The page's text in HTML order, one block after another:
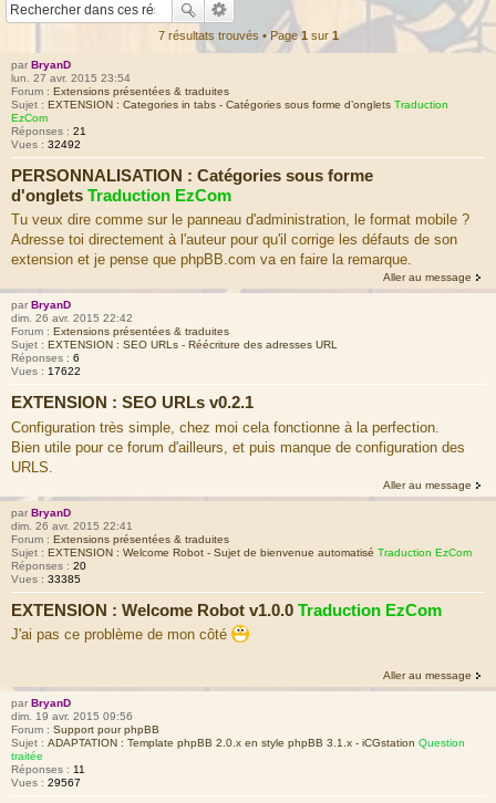
7 résultats trouvés • Page1 sur 1
par BryanD
lun. 27 avr. 2015 23:54
Forum : Extensions présentées & traduites
Sujet : EXTENSION : Categories in tabs - Catégories sous forme d’onglets Traduction
EzCom
Réponses : 21
Vues : 32492
PERSONNALISATION : Catégories sous forme
d'onglets Traduction EzCom
Tu veux dire comme sur le panneau d'administration, le format mobile ?
Adresse toi directement à l'auteur pour qu'il corrige les défauts de son
extension et je pense que phpBB.com va en faire la remarque.
Aller au message
par BryanD
dim. 26 avr. 2015 22:42
Forum : Extensions présentées & traduites
Sujet : EXTENSION : SEO URLs - Réécriture des adresses URL
Réponses : 6
Vues : 17622
EXTENSION : SEO URLs v0.2.1
Configuration très simple, chez moi cela fonctionne à la perfection.
Bien utile pour ce forum d'ailleurs, et puis manque de configuration des
URLS.
Aller au message
par BryanD
dim. 26 avr. 2015 22:41
Forum : Extensions présentées & traduites
Sujet : EXTENSION : Welcome Robot - Sujet de bienvenue automatisé Traduction EzCom
Réponses : 20
Vues : 33385
EXTENSION : Welcome Robot v1.0.0 Traduction EzCom
J'ai pas ce problème de mon côté
Aller au message
par BryanD
dim. 19 avr. 2015 09:56
Forum : Support pour phpBB
Sujet : ADAPTATION : Template phpBB 2.0.x en style phpBB 3.1.x - iCGstation Question
traitée
Réponses : 11
Vues : 29567